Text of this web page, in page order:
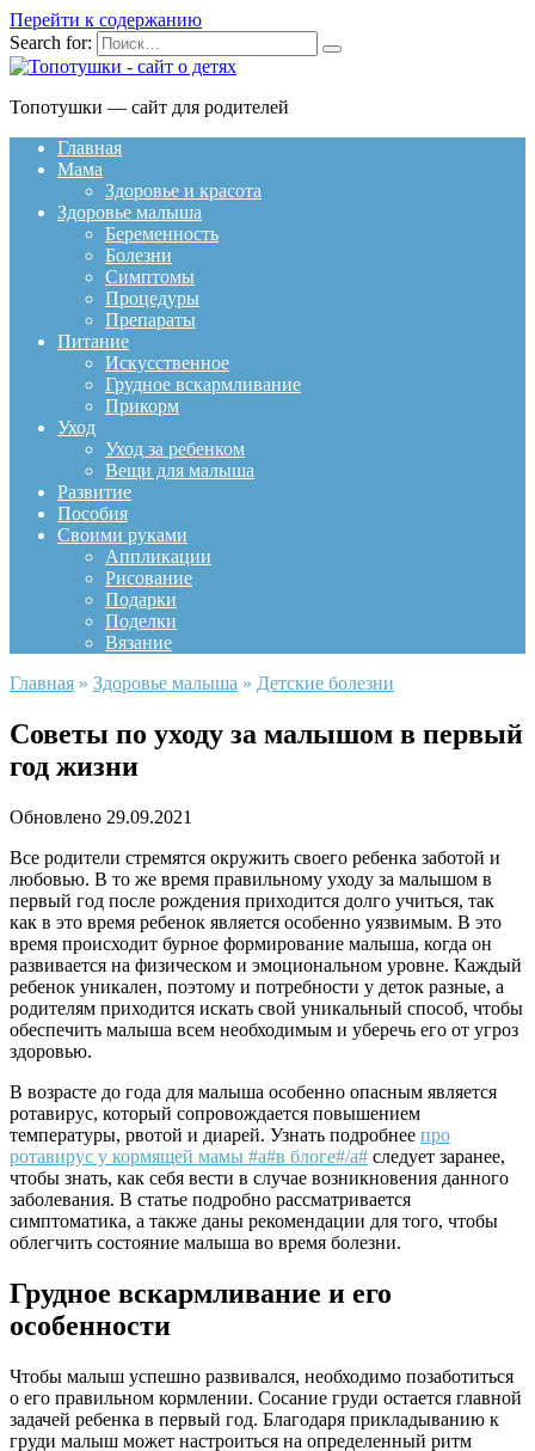
Перейти к содержанию
Search for:
Топотушки — сайт для родителей
Главная
Мама
Здоровье и красота
Здоровье малыша
Беременность
Болезни
Симптомы
Процедуры
Препараты
Питание
Искусственное
Грудное вскармливание
Прикорм
Уход
Уход за ребенком
Вещи для малыша
Развитие
Пособия
Своими руками
Аппликации
Рисование
Подарки
Поделки
Вязание
Главная » Здоровье малыша » Детские болезни
Советы по уходу за малышом в первый
год жизни
Обновлено 29.09.2021
Все родители стремятся окружить своего ребенка заботой и
любовью. В то же время правильному уходу за малышом в
первый год после рождения приходится долго учиться, так
как в это время ребенок является особенно уязвимым. В это
время происходит бурное формирование малыша, когда он
развивается на физическом и эмоциональном уровне. Каждый
ребенок уникален, поэтому и потребности у деток разные, а
родителям приходится искать свой уникальный способ, чтобы
обеспечить малыша всем необходимым и уберечь его от угроз
здоровью.
В возрасте до года для малыша особенно опасным является
ротавирус, который сопровождается повышением
температуры, рвотой и диарей. Узнать подробнее про
ротавирус у кормящей мамы #a#в блоге#/a# следует заранее,
чтобы знать, как себя вести в случае возникновения данного
заболевания. В статье подробно рассматривается
симптоматика, а также даны рекомендации для того, чтобы
облегчить состояние малыша во время болезни.
Грудное вскармливание и его
особенности
Чтобы малыш успешно развивался, необходимо позаботиться
о его правильном кормлении. Сосание груди остается главной
задачей ребенка в первый год. Благодаря прикладыванию к
груди малыш может настроиться на определенный ритм